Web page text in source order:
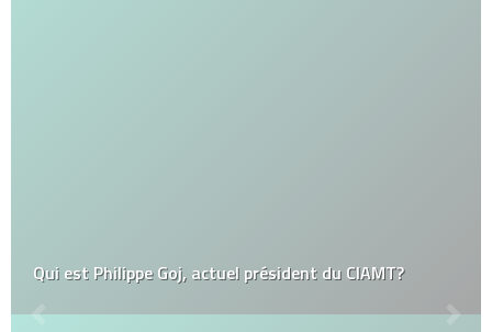
Qui est Philippe Goj, actuel président du CIAMT?